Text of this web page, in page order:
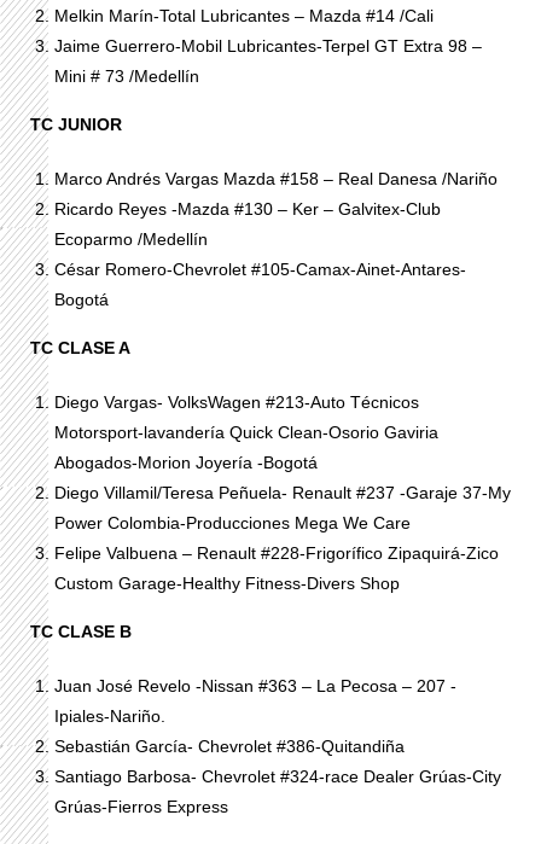
Melkin Marín-Total Lubricantes – Mazda #14 /Cali
Jaime Guerrero-Mobil Lubricantes-Terpel GT Extra 98 –
Mini # 73 /Medellín
TC JUNIOR
Marco Andrés Vargas Mazda #158 – Real Danesa /Nariño
Ricardo Reyes -Mazda #130 – Ker – Galvitex-Club
Ecoparmo /Medellín
César Romero-Chevrolet #105-Camax-Ainet-Antares-
Bogotá
TC CLASE A
Diego Vargas- VolksWagen #213-Auto Técnicos
Motorsport-lavandería Quick Clean-Osorio Gaviria
Abogados-Morion Joyería -Bogotá
Diego Villamil/Teresa Peñuela- Renault #237 -Garaje 37-My
Power Colombia-Producciones Mega We Care
Felipe Valbuena – Renault #228-Frigorífico Zipaquirá-Zico
Custom Garage-Healthy Fitness-Divers Shop
TC CLASE B
Juan José Revelo -Nissan #363 – La Pecosa – 207 -
Ipiales-Nariño.
Sebastián García- Chevrolet #386-Quitandiña
Santiago Barbosa- Chevrolet #324-race Dealer Grúas-City
Grúas-Fierros Express